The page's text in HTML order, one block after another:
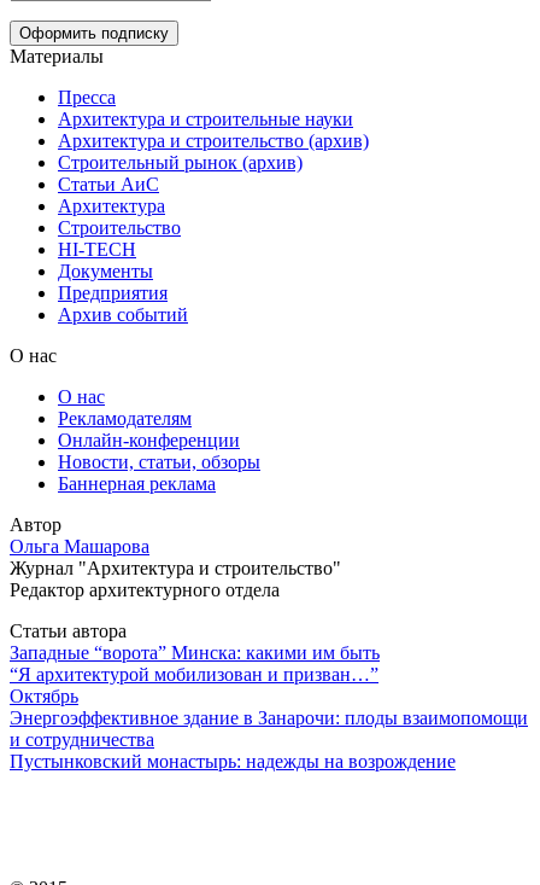
Материалы
Пресса
Архитектура и строительные науки
Архитектура и строительство (архив)
Строительный рынок (архив)
Статьи АиС
Архитектура
Строительство
HI-TECH
Документы
Предприятия
Архив событий
О нас
О нас
Рекламодателям
Онлайн-конференции
Новости, статьи, обзоры
Баннерная реклама
Автор
Ольга Машарова
Журнал "Архитектура и строительство"
Редактор архитектурного отдела
Статьи автора
Западные “ворота” Минска: какими им быть
“Я архитектурой мобилизован и призван…”
Октябрь
Энергоэффективное здание в Занарочи: плоды взаимопомощи
и сотрудничества
Пустынковский монастырь: надежды на возрождение